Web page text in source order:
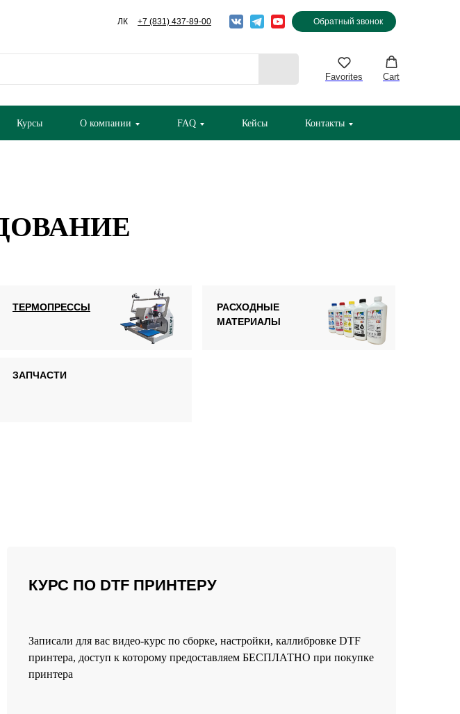
+7 (831) 437-89-00
ЛК Обратный звонок
Favorites Cart
Курсы О компании FAQ Кейсы Контакты
ЗАПЧАСТИ
ТЕРМОПРЕССЫ
РАСХОДНЫЕ
МАТЕРИАЛЫ
КУРС ПО DTF ПРИНТЕРУ
Записали для вас видео-курс по сборке, настройки, каллибровке DTF
принтера, доступ к которому предоставляем БЕСПЛАТНО при покупке
принтера